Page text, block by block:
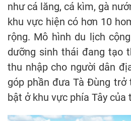
như cá lăng, cá kìm, gà
khu vực hiện có hơn 10
rộng. Mô hình du lịch
dưỡng sinh thái đang tạo
thu nhập cho người dân
góp phần đưa Tà Đùng
bật ở khu vực phía Tây của